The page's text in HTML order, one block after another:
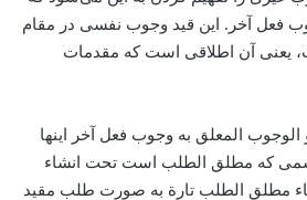
فعل‌ آخر. این قید وجوب نفسی در مقام
یعنی آن اطلاقی است که مقدمات
المعلق به وجوب فعل آخر اینها
که مطلق الطلب است تحت انشاء
مطلق الطلب تارة به صورت طلب مقید